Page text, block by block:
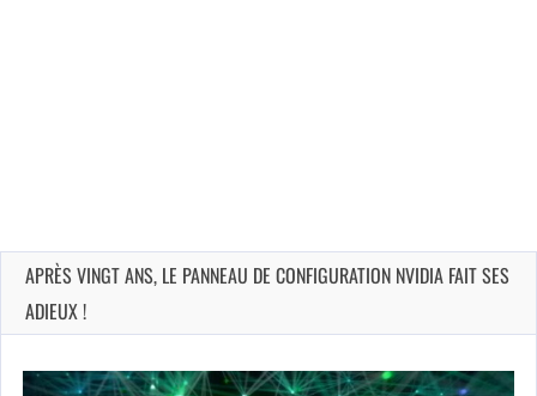
APRÈS VINGT ANS, LE PANNEAU DE CONFIGURATION NVIDIA FAIT SES
ADIEUX !